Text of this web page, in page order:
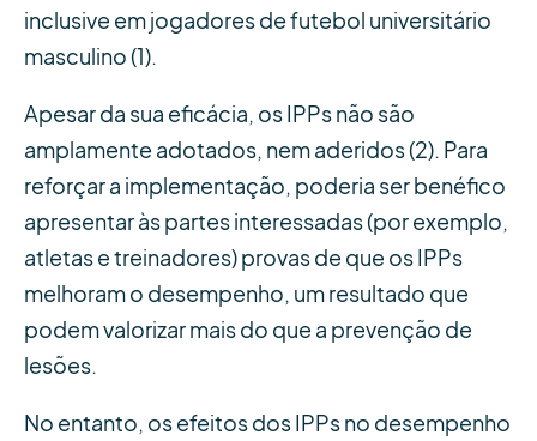
inclusive em jogadores de futebol universitário
masculino (1).
Apesar da sua eficácia, os IPPs não são
amplamente adotados, nem aderidos (2). Para
reforçar a implementação, poderia ser benéfico
apresentar às partes interessadas (por exemplo,
atletas e treinadores) provas de que os IPPs
melhoram o desempenho, um resultado que
podem valorizar mais do que a prevenção de
lesões.
No entanto, os efeitos dos IPPs no desempenho